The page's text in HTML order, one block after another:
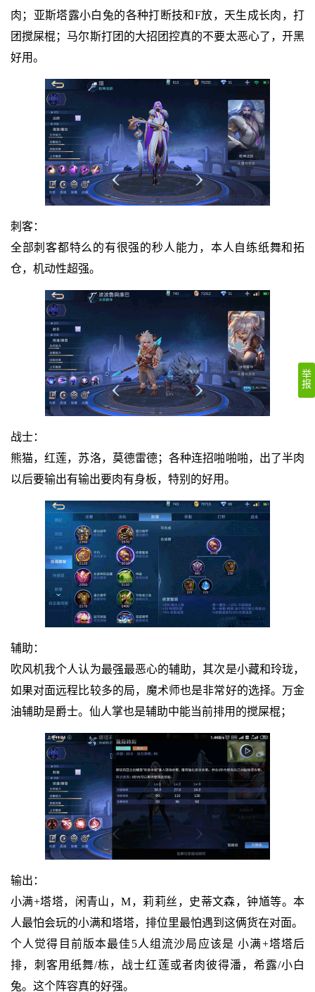
肉；亚斯塔露小白兔的各种打断技和F放，天生成长肉，打
团搅屎棍；马尔斯打团的大招团控真的不要太恶心了，开黑
好用。
刺客：
全部刺客都特么的有很强的秒人能力，本人自练纸舞和拓
仓，机动性超强。
战士：
熊猫，红莲，苏洛，莫德雷德；各种连招啪啪啪，出了半肉
以后要输出有输出要肉有身板，特别的好用。
辅助：
吹风机我个人认为最强最恶心的辅助，其次是小藏和玲珑，
如果对面远程比较多的局，魔术师也是非常好的选择。万金
油辅助是爵士。仙人掌也是辅助中能当前排用的搅屎棍；
输出：
小满+塔塔，闲青山，M，莉莉丝，史蒂文森，钟馗等。本
人最怕会玩的小满和塔塔，排位里最怕遇到这俩货在对面。
个人觉得目前版本最佳5人组流沙局应该是 小满+塔塔后
排，刺客用纸舞/栋，战士红莲或者肉彼得潘，希露/小白
兔。这个阵容真的好强。
举
报